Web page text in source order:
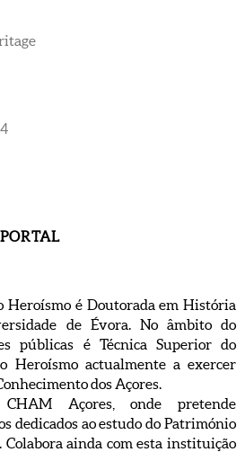
Heroísmo é Doutorada em História
de Évora. No âmbito do
públicas é Técnica Superior do
Heroísmo actualmente a exercer
dos Açores.
Açores, onde pretende
dedicados ao estudo do Património
ainda com esta instituição